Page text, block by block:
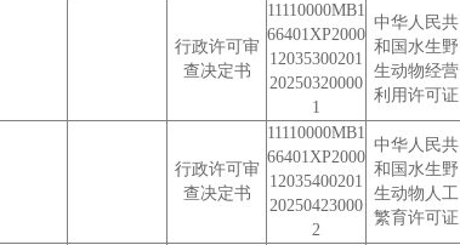
行政许可审
查决定书
11110000MB1
66401XP2000
12035300201
20250320000
1
中华人民共
和国水生野
生动物经营
利用许可证
行政许可审
查决定书
11110000MB1
66401XP2000
12035400201
20250423000
2
中华人民共
和国水生野
生动物人工
繁育许可证